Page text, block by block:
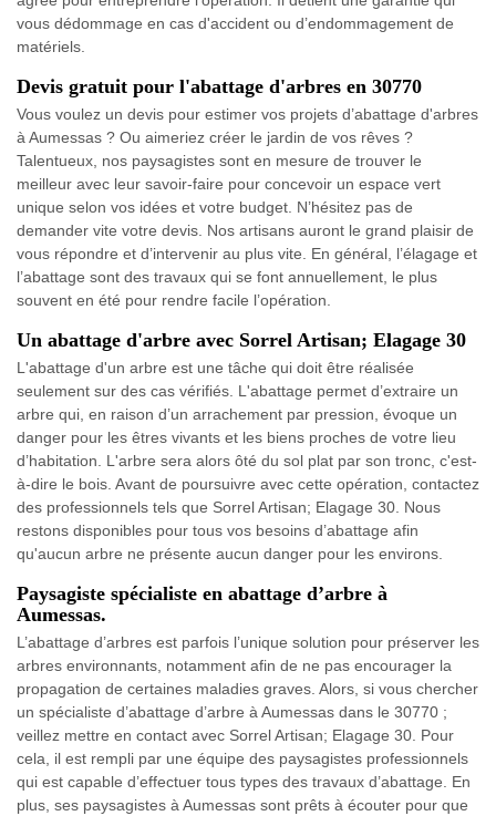
vous dédommage en cas d'accident ou d’endommagement de
matériels.
Devis gratuit pour l'abattage d'arbres en 30770
Vous voulez un devis pour estimer vos projets d’abattage d'arbres
à Aumessas ? Ou aimeriez créer le jardin de vos rêves ?
Talentueux, nos paysagistes sont en mesure de trouver le
meilleur avec leur savoir-faire pour concevoir un espace vert
unique selon vos idées et votre budget. N’hésitez pas de
demander vite votre devis. Nos artisans auront le grand plaisir de
vous répondre et d’intervenir au plus vite. En général, l’élagage et
l’abattage sont des travaux qui se font annuellement, le plus
souvent en été pour rendre facile l’opération.
Un abattage d'arbre avec Sorrel Artisan; Elagage 30
L'abattage d'un arbre est une tâche qui doit être réalisée
seulement sur des cas vérifiés. L'abattage permet d’extraire un
arbre qui, en raison d’un arrachement par pression, évoque un
danger pour les êtres vivants et les biens proches de votre lieu
d’habitation. L'arbre sera alors ôté du sol plat par son tronc, c'est-
à-dire le bois. Avant de poursuivre avec cette opération, contactez
des professionnels tels que Sorrel Artisan; Elagage 30. Nous
restons disponibles pour tous vos besoins d’abattage afin
qu'aucun arbre ne présente aucun danger pour les environs.
Paysagiste spécialiste en abattage d’arbre à
Aumessas.
L’abattage d’arbres est parfois l’unique solution pour préserver les
arbres environnants, notamment afin de ne pas encourager la
propagation de certaines maladies graves. Alors, si vous chercher
un spécialiste d’abattage d’arbre à Aumessas dans le 30770 ;
veillez mettre en contact avec Sorrel Artisan; Elagage 30. Pour
cela, il est rempli par une équipe des paysagistes professionnels
qui est capable d’effectuer tous types des travaux d’abattage. En
plus, ses paysagistes à Aumessas sont prêts à écouter pour que